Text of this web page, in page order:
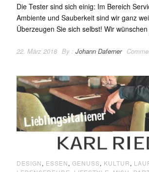
Die Tester sind sich einig: Im Bereich
Ambiente und Sauberkeit sind wir ganz
Überzeugen Sie sich selbst! Wir
22. März 2018 By : Johann Daferner
DESIGN, ESSEN, GENUSS, KULTUR,